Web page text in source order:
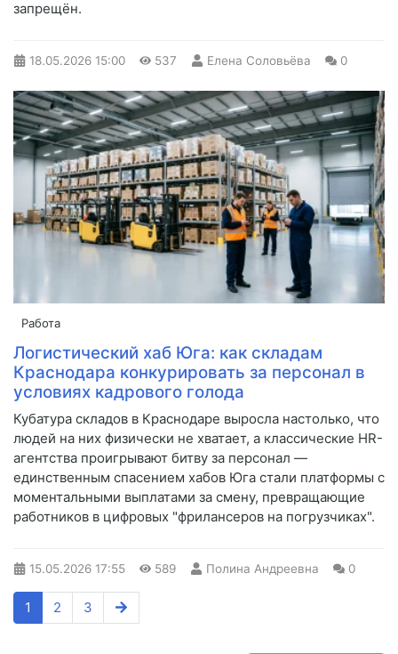
запрещён.
18.05.2026 15:00 537 Елена Соловьёва 0
Работа
Логистический хаб Юга: как складам
Краснодара конкурировать за персонал в
условиях кадрового голода
Кубатура складов в Краснодаре выросла настолько, что
людей на них физически не хватает, а классические HR-
агентства проигрывают битву за персонал —
единственным спасением хабов Юга стали платформы с
моментальными выплатами за смену, превращающие
работников в цифровых "фрилансеров на погрузчиках".
15.05.2026 17:55 589 Полина Андреевна 0
1 2 3